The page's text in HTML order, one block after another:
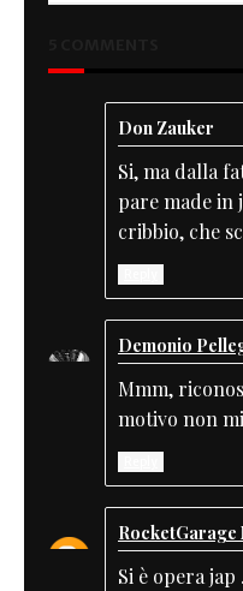
Don Zauker
Si, ma dalla
pare made in
cribbio, che
Demonio
Mmm,
motivo non
RocketGarage
Si è opera jap